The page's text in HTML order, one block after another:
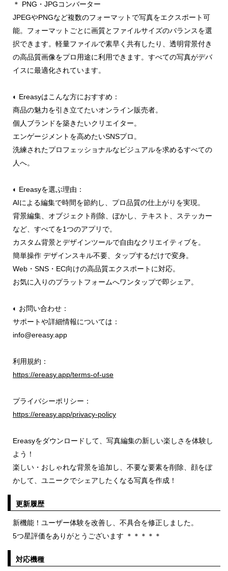
＊ PNG・JPGコンバーター
JPEGやPNGなど複数のフォーマットで写真をエクスポート可
能。フォーマットごとに画質とファイルサイズのバランスを選
択できます。軽量ファイルで素早く共有したり、透明背景付き
の高品質画像をプロ用途に利用できます。すべての写真がデバ
イスに最適化されています。
◐ Ereasyはこんな方におすすめ：
商品の魅力を引き立てたいオンライン販売者。
個人ブランドを築きたいクリエイター。
エンゲージメントを高めたいSNSプロ。
洗練されたプロフェッショナルなビジュアルを求めるすべての
人へ。
◐ Ereasyを選ぶ理由：
AIによる編集で時間を節約し、プロ品質の仕上がりを実現。
背景編集、オブジェクト削除、ぼかし、テキスト、ステッカー
など、すべてを1つのアプリで。
カスタム背景とデザインツールで自由なクリエイティブを。
簡単操作 デザインスキル不要、タップするだけで変身。
Web・SNS・EC向けの高品質エクスポートに対応。
お気に入りのプラットフォームへワンタップで即シェア。
◐ お問い合わせ：
サポートや詳細情報については：
info@ereasy.app
利用規約：
https://ereasy.app/terms-of-use
プライバシーポリシー：
https://ereasy.app/privacy-policy
Ereasyをダウンロードして、写真編集の新しい楽しさを体験し
よう！
楽しい・おしゃれな背景を追加し、不要な要素を削除、顔をぼ
かして、ユニークでシェアしたくなる写真を作成！
更新履歴
新機能！ユーザー体験を改善し、不具合を修正しました。
5つ星評価をありがとうございます ＊＊＊＊＊
対応機種